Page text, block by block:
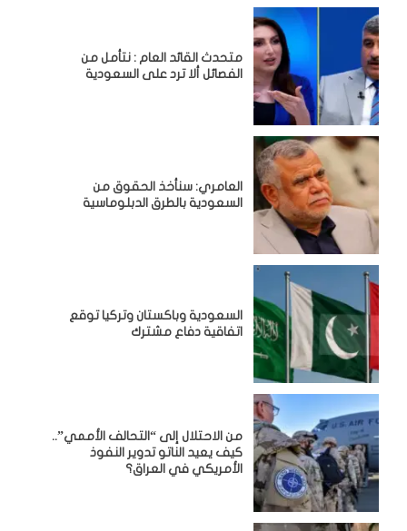
متحدث القائد العام : نتأمل من
الفصائل ألا ترد على السعودية
العامري: سنأخذ الحقوق من
السعودية بالطرق الدبلوماسية
السعودية وباكستان وتركيا توقع
اتفاقية دفاع مشترك
من الاحتلال إلى “التحالف الأممي”..
كيف يعيد الناتو تدوير النفوذ
الأمريكي في العراق؟